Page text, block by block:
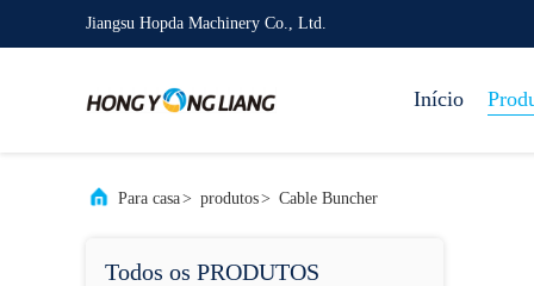
Jiangsu Hopda Machinery Co., Ltd.
Início
Para casa> produtos> Cable Buncher
Todos os PRODUTOS